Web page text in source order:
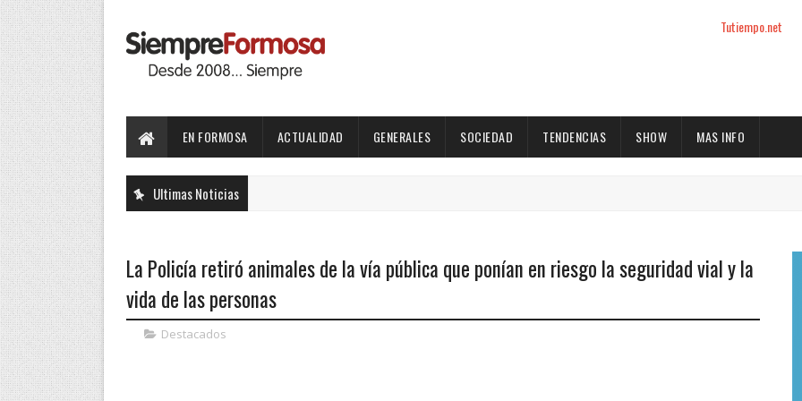
Tutiempo.net
EN FORMOSA ACTUALIDAD GENERALES SOCIEDAD TENDENCIAS SHOW MAS INFO
Ultimas Noticias
La Policía retiró animales de la vía pública que ponían en riesgo la seguridad vial y la
vida de las personas
Destacados